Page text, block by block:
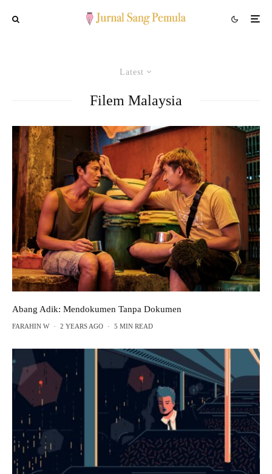
Latest
Filem Malaysia
Abang Adik: Mendokumen Tanpa Dokumen
FARAHIN W · 2 YEARS AGO · 5 MIN READ